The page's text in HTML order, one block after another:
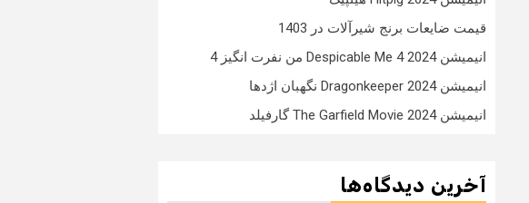
قیمت ضایعات برنج شیرآلات در 1403
انیمیشن Despicable Me 4 2024 من نفرت انگیز 4
انیمیشن Dragonkeeper 2024 نگهبان اژدها
انیمیشن The Garfield Movie 2024 گارفیلد
آخرین دیدگاه‌ها